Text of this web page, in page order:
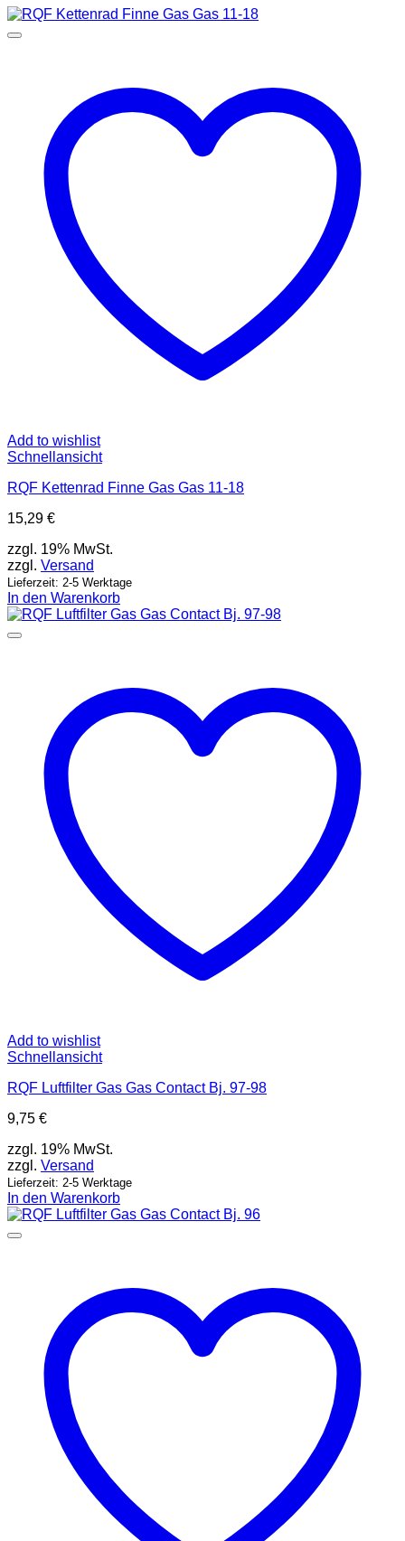
Add to wishlist
Schnellansicht
RQF Kettenrad Finne Gas Gas 11-18
15,29 €
zzgl. 19% MwSt.
zzgl. Versand
Lieferzeit: 2-5 Werktage
In den Warenkorb
Add to wishlist
Schnellansicht
RQF Luftfilter Gas Gas Contact Bj. 97-98
9,75 €
zzgl. 19% MwSt.
zzgl. Versand
Lieferzeit: 2-5 Werktage
In den Warenkorb